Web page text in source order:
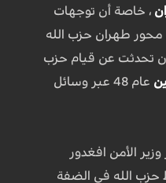
، خاصة أن توجهات
محور طهران حزب الله
تحدثت عن قيام حزب
عام 48 عبر وسائل
الأمن افغدور
حزب الله في الضفة